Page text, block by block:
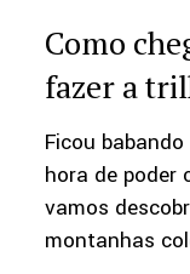
Como
fazer a
Ficou
hora de poder
vamos
montanhas